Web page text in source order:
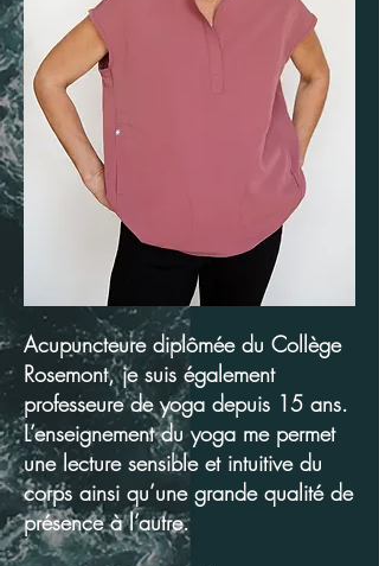
Acupuncteure diplômée du Collège
Rosemont, je suis également
professeure de yoga depuis 15 ans.
L’enseignement du yoga me permet
une lecture sensible et intuitive du
corps ainsi qu’une grande qualité de
présence à l’autre.